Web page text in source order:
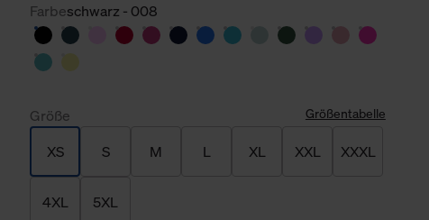
Farbeschwarz - 008
Größe Größentabelle
XS S M L XL XXL XXXL
4XL 5XL